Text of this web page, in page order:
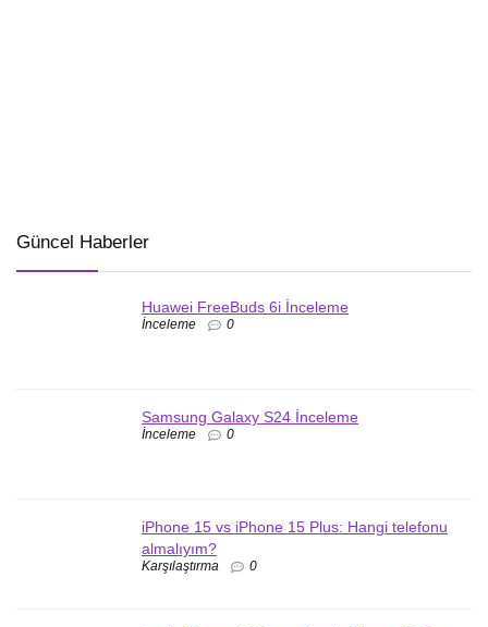
Güncel Haberler
Huawei FreeBuds 6i İnceleme
İnceleme 0
Samsung Galaxy S24 İnceleme
İnceleme 0
iPhone 15 vs iPhone 15 Plus: Hangi telefonu
almalıyım?
Karşılaştırma 0